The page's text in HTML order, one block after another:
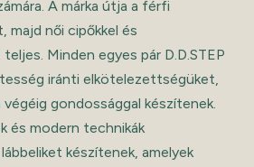
A márka útja a férfi
majd női cipőkkel és
Minden egyes pár D.D.STEP
iránti elkötelezettségüket,
gondossággal készítenek.
és modern technikák
készítenek, amelyek